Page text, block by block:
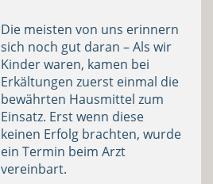
Die meisten von uns erinnern
sich noch gut daran – Als wir
Kinder waren, kamen bei
Erkältungen zuerst einmal die
bewährten Hausmittel zum
Einsatz. Erst wenn diese
keinen Erfolg brachten, wurde
ein Termin beim Arzt
vereinbart.